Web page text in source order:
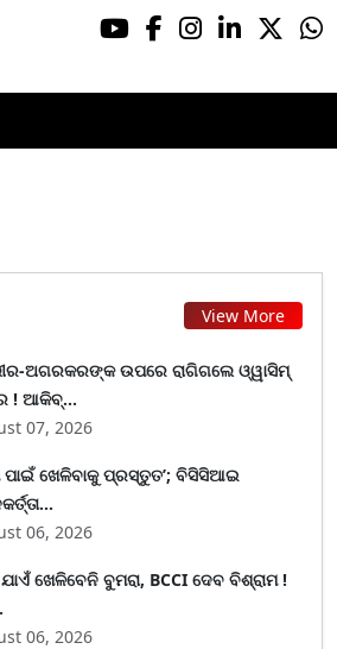
View More
ଅଗରକରଙ୍କ ଉପରେ ରାଗିଗଲେ ଓ୍ୱାସିମ୍
! ଆକିବ୍...
07, 2026
ପାଇଁ ଖେଳିବାକୁ ପ୍ରସ୍ତୁତ’; ବିସିସିଆଇ
06, 2026
ଯାଏଁ ଖେଳିବେନି ବୁମରା, BCCI ଦେବ ବିଶ୍ରାମ !
06, 2026